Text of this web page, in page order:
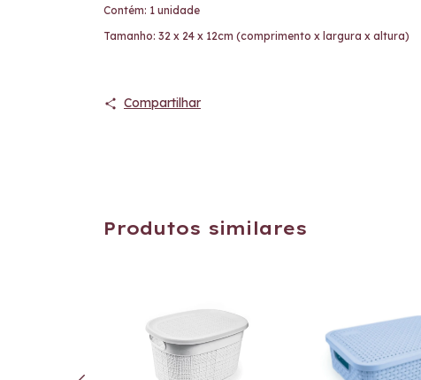
Contém: 1 unidade
Tamanho: 32 x 24 x 12cm (comprimento x largura x altura)
Compartilhar
Produtos similares